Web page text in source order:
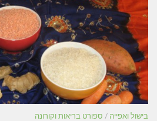
בישול ואפייה / ספורט בריאות וקורונה